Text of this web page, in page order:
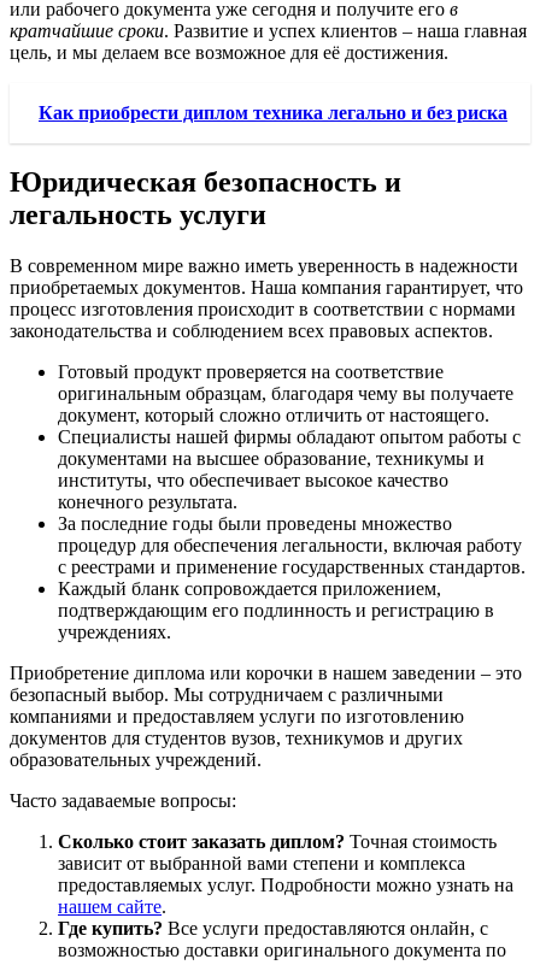
или рабочего документа уже сегодня и получите его в
кратчайшие сроки. Развитие и успех клиентов – наша главная
цель, и мы делаем все возможное для её достижения.
Как приобрести диплом техника легально и без риска
Юридическая безопасность и
легальность услуги
В современном мире важно иметь уверенность в надежности
приобретаемых документов. Наша компания гарантирует, что
процесс изготовления происходит в соответствии с нормами
законодательства и соблюдением всех правовых аспектов.
Готовый продукт проверяется на соответствие
оригинальным образцам, благодаря чему вы получаете
документ, который сложно отличить от настоящего.
Специалисты нашей фирмы обладают опытом работы с
документами на высшее образование, техникумы и
институты, что обеспечивает высокое качество
конечного результата.
За последние годы были проведены множество
процедур для обеспечения легальности, включая работу
с реестрами и применение государственных стандартов.
Каждый бланк сопровождается приложением,
подтверждающим его подлинность и регистрацию в
учреждениях.
Приобретение диплома или корочки в нашем заведении – это
безопасный выбор. Мы сотрудничаем с различными
компаниями и предоставляем услуги по изготовлению
документов для студентов вузов, техникумов и других
образовательных учреждений.
Часто задаваемые вопросы:
Сколько стоит заказать диплом? Точная стоимость
зависит от выбранной вами степени и комплекса
предоставляемых услуг. Подробности можно узнать на
нашем сайте.
Где купить? Все услуги предоставляются онлайн, с
возможностью доставки оригинального документа по